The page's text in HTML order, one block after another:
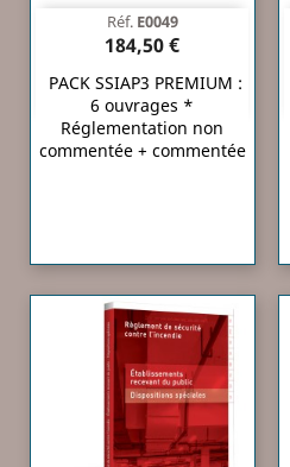
Réf. E0049
184,50 €
PACK SSIAP3 PREMIUM :
6 ouvrages *
Réglementation non
commentée + commentée